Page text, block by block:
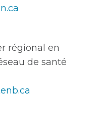
régional en
de santé